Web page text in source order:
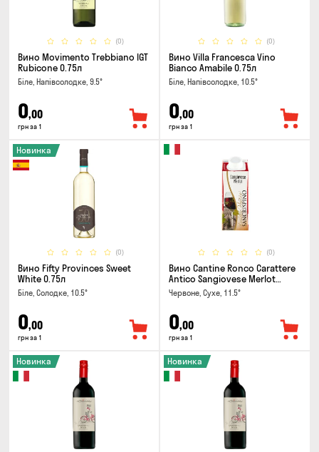
(0)
Вино Movimento Trebbiano IGT
Rubicone 0.75л
Біле, Напівсолодке, 9.5°
0,00
грн за 1
(0)
Вино Villa Francesca Vino
Bianco Amabile 0.75л
Біле, Напівсолодке, 10.5°
0,00
грн за 1
(0)
Новинка
Вино Fifty Provinces Sweet
White 0.75л
Біле, Солодке, 10.5°
0,00
грн за 1
(0)
Вино Cantine Ronco Carattere
Antico Sangiovese Merlot
Rubicone IGT 0.25л
Червоне, Сухе, 11.5°
0,00
грн за 1
Новинка Новинка